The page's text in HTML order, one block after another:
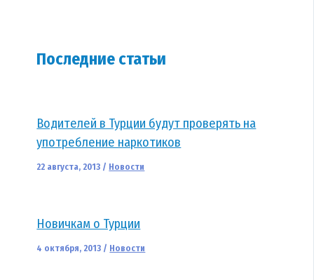
Последние статьи
Водителей в Турции будут проверять на
употребление наркотиков
22 августа, 2013 / Новости
Новичкам о Турции
4 октября, 2013 / Новости